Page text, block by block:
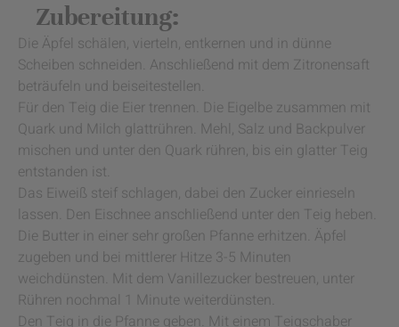
Zubereitung:
Die Äpfel schälen, vierteln, entkernen und in dünne
Scheiben schneiden. Anschließend mit dem Zitronensaft
beträufeln und beiseitestellen.
Für den Teig die Eier trennen. Die Eigelbe zusammen mit
Quark und Milch glattrühren. Mehl, Salz und Backpulver
mischen und unter den Quark rühren, bis ein glatter Teig
entstanden ist.
Das Eiweiß steif schlagen, dabei den Zucker einrieseln
lassen. Den Eischnee anschließend unter den Teig heben.
Die Butter in einer sehr großen Pfanne erhitzen. Äpfel
zugeben und bei mittlerer Hitze 3-5 Minuten
weichdünsten. Mit dem Vanillezucker bestreuen, unter
Rühren nochmal 1 Minute weiterdünsten.
Den Teig in die Pfanne geben. Mit einem Teigschaber